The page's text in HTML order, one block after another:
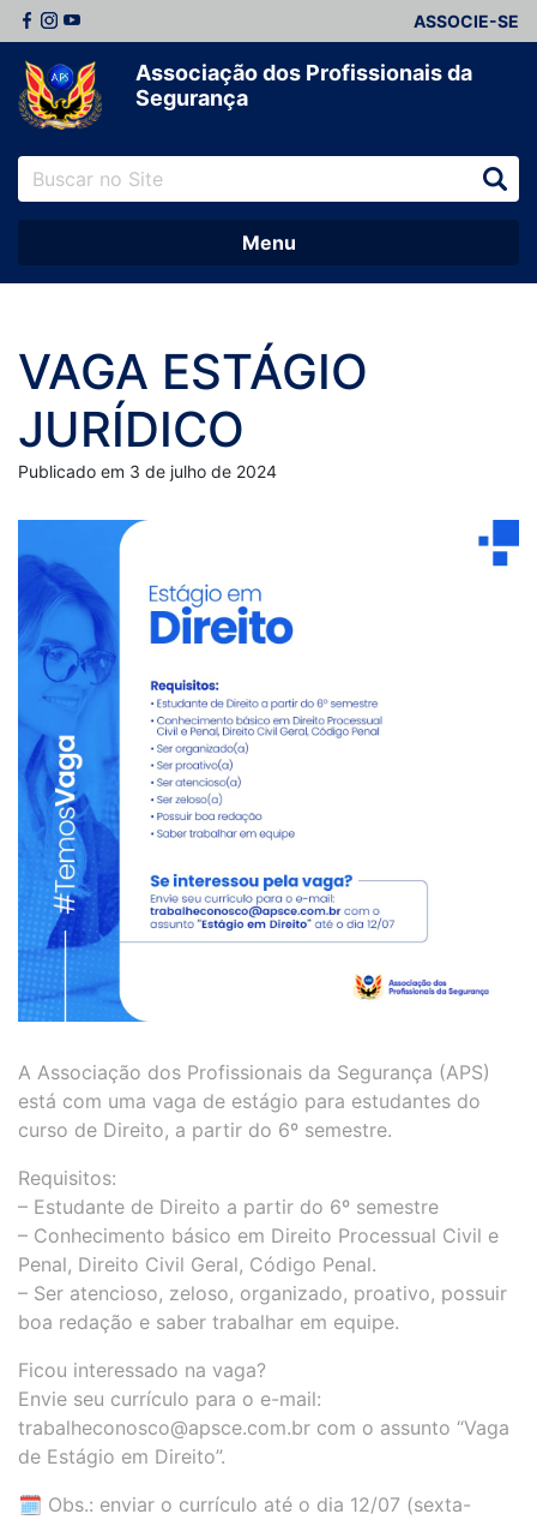
ASSOCIE-SE
Associação dos Profissionais da
Segurança
Menu
VAGA ESTÁGIO
JURÍDICO
Publicado em 3 de julho de 2024
A Associação dos Profissionais da Segurança (APS)
está com uma vaga de estágio para estudantes do
curso de Direito, a partir do 6º semestre.
Requisitos:
– Estudante de Direito a partir do 6º semestre
– Conhecimento básico em Direito Processual Civil e
Penal, Direito Civil Geral, Código Penal.
– Ser atencioso, zeloso, organizado, proativo, possuir
boa redação e saber trabalhar em equipe.
Ficou interessado na vaga?
Envie seu currículo para o e-mail:
trabalheconosco@apsce.com.br com o assunto “Vaga
de Estágio em Direito”.
🗓️ Obs.: enviar o currículo até o dia 12/07 (sexta-